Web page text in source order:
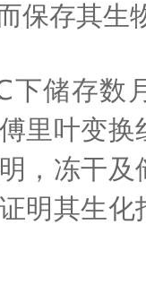
保存其生
储存数
里叶变
，冻干
明其生